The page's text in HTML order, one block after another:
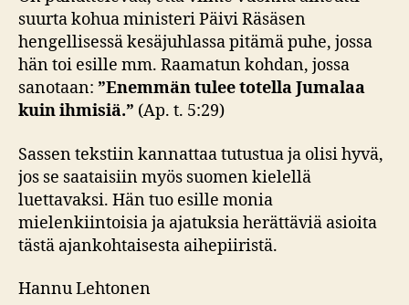
suurta kohua ministeri Päivi Räsäsen
hengellisessä kesäjuhlassa pitämä puhe, jossa
hän toi esille mm. Raamatun kohdan, jossa
sanotaan: ”Enemmän tulee totella Jumalaa
kuin ihmisiä.” (Ap. t. 5:29)
Sassen tekstiin kannattaa tutustua ja olisi hyvä,
jos se saataisiin myös suomen kielellä
luettavaksi. Hän tuo esille monia
mielenkiintoisia ja ajatuksia herättäviä asioita
tästä ajankohtaisesta aihepiiristä.
Hannu Lehtonen